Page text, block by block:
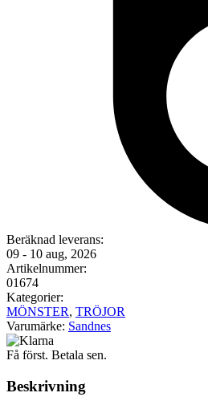
Beräknad leverans:
09 - 10 aug, 2026
Artikelnummer:
01674
Kategorier:
MÖNSTER, TRÖJOR
Varumärke: Sandnes
Få först. Betala sen.
Beskrivning